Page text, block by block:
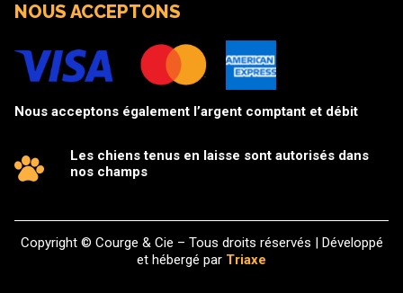
NOUS ACCEPTONS
Nous acceptons également l’argent comptant et débit
Les chiens tenus en laisse sont autorisés dans
nos champs
Copyright © Courge & Cie – Tous droits réservés | Développé
et hébergé par Triaxe